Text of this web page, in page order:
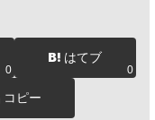
0
はてブ
0
コピー